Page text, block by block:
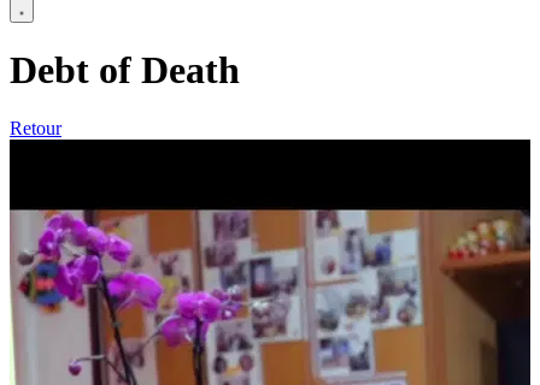
Debt of Death
Retour